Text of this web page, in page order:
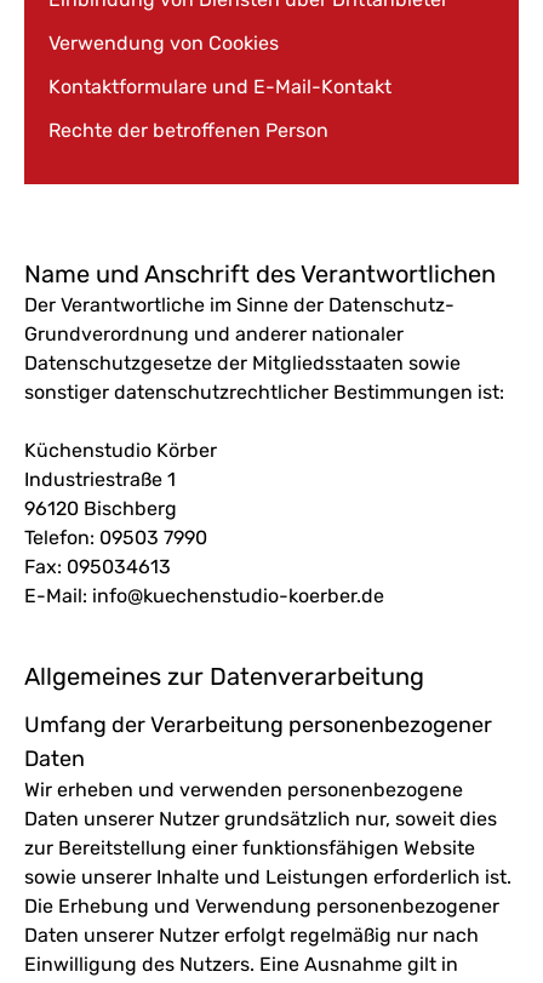
Verwendung von Cookies
Kontaktformulare und E-Mail-Kontakt
Rechte der betroffenen Person
Name und Anschrift des Verantwortlichen
Der Verantwortliche im Sinne der Datenschutz-
Grundverordnung und anderer nationaler
Datenschutzgesetze der Mitgliedsstaaten sowie
sonstiger datenschutzrechtlicher Bestimmungen ist:
Küchenstudio Körber
Industriestraße 1
96120 Bischberg
Telefon: 09503 7990
Fax: 095034613
E-Mail: info@kuechenstudio-koerber.de
Allgemeines zur Datenverarbeitung
Umfang der Verarbeitung personenbezogener
Daten
Wir erheben und verwenden personenbezogene
Daten unserer Nutzer grundsätzlich nur, soweit dies
zur Bereitstellung einer funktionsfähigen Website
sowie unserer Inhalte und Leistungen erforderlich ist.
Die Erhebung und Verwendung personenbezogener
Daten unserer Nutzer erfolgt regelmäßig nur nach
Einwilligung des Nutzers. Eine Ausnahme gilt in